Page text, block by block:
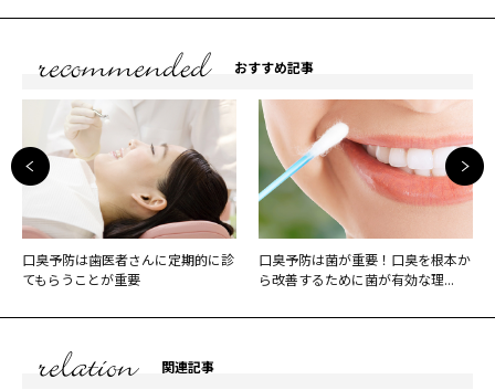
おすすめ記事
口臭予防は歯医者さんに定期的に診
てもらうことが重要
口臭予防は菌が重要！口臭を根本か
ら改善するために菌が有効な理...
関連記事